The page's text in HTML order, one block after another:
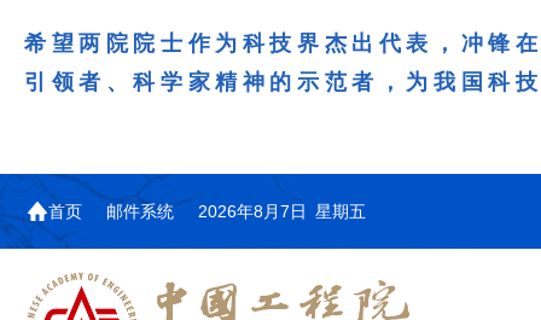
希望两院院士作为科技界杰出代表，冲锋
引领者、科学家精神的示范者，为我国科
首页 邮件系统 2026年8月7日 星期五